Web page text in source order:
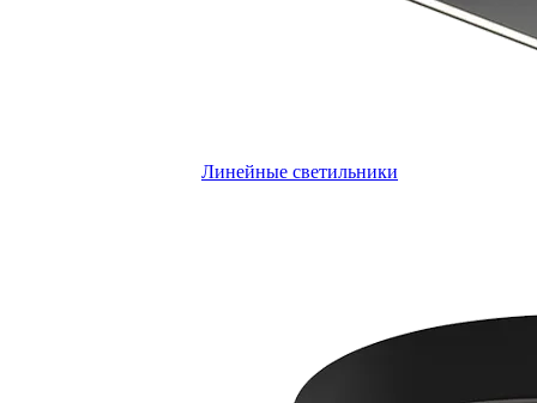
Линейные светильники